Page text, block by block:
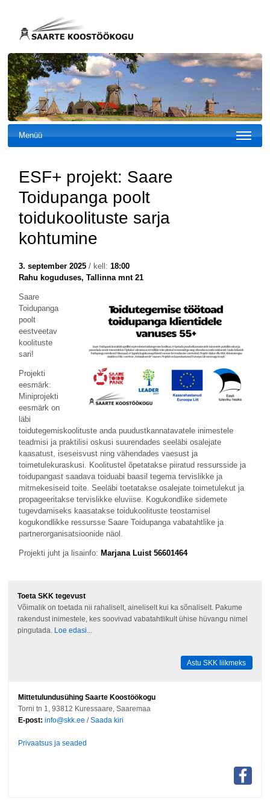
Menüü
ESF+ projekt: Saare
Toidupanga poolt
toidukoolituste sarja
kohtumine
3. september 2025/ kell: 18:00
Rahu koguduses, Tallinna mnt 21
Saare
Toidupanga
poolt
eestveetav
koolituste
sari!
Projekti
eesmärk:
Miniprojekti
eesmärk on
läbi
toidutegemiskoolituste anda puudustkannatavatele inimestele
teadmisi ja praktilisi oskusi suurendades seeläbi osalejate
kaasatust, iseseisvust ning vähendades vaesust ja
toimetulekuraskusi. Koolitustel õpetatakse piiratud ressursside ja
toidupangast saadava toiduabi baasil tegema tervislikke ja
mitmekesiseid toite. Seeläbi toetatakse osalejate toimetulekut ja
propageeritakse tervislikke eluviise. Kogukondlike sidemete
tugevdamiseks kaasatakse toidukoolituste teostamisel
kogukondlikke ressursse Saare Toidupanga vabatahtlike ja
partnerorganisatsioonide näol.
Projekti juht ja lisainfo: Marjana Luist 56601464
Toeta SKK tegevust
Võimalik on toetada nii rahaliselt, aineliselt kui ka sõnaliselt. Pakume
rakendust inimestele, kes soovivad vabatahtlikult ühise hüvangu nimel
pingutada.
Loe edasi...
Astu SKK liikmeks
Mittetulundusühing Saarte Koostöökogu
Torni tn 1, 93812 Kuressaare, Saaremaa
E-post: info@skk.ee /Saada kiri
Privaatsus ja seaded